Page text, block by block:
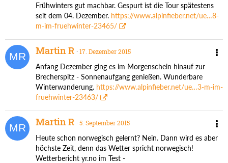
Frühwinters gut machbar. Gespurt ist die Tour spätestens
seit dem 04. Dezember. https://www.alpinfieber.net/ue…8-
m-im-fruehwinter-23465/
Martin R 17. Dezember 2015
Anfang Dezember ging es im Morgenschein hinauf zur
Brecherspitz - Sonnenaufgang genießen. Wunderbare
Winterwanderung. https://www.alpinfieber.net/ue…3-m-im-
fruehwinter-23463/
Martin R 5. September 2015
Heute schon norwegisch gelernt? Nein. Dann wird es aber
höchste Zeit, denn das Wetter spricht norwegisch!
Wetterbericht yr.no im Test -